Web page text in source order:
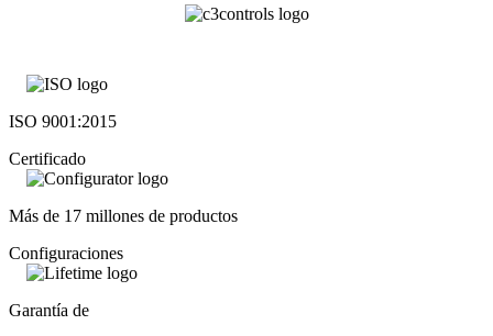
ISO 9001:2015
Certificado
Más de 17 millones de productos
Configuraciones
Garantía de